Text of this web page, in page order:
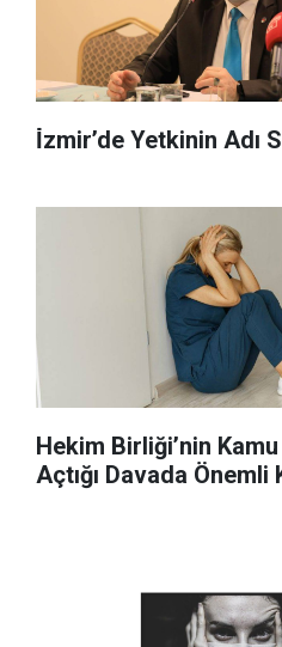
İ̇zmir’de Yetkinin Adı
Hekim Birliği’nin
Açtığı Davada Önemli